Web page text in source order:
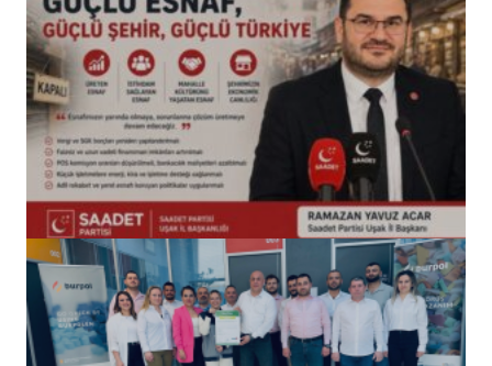
(başlıksız)
Alaattin Karahan tarafından 14/07/2026